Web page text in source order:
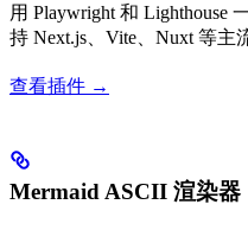
用 Playwright 和 Lighthouse
持 Next.js、Vite、Nuxt 等主
查看插件 →
Mermaid ASCII 渲染器